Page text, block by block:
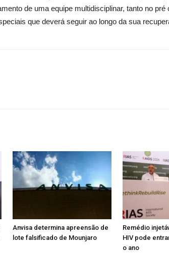
de uma equipe multidisciplinar, tanto no
que deverá seguir ao longo da sua
Anvisa determina apreensão de
lote falsificado de Mounjaro
Remédio
HIV pode
o ano